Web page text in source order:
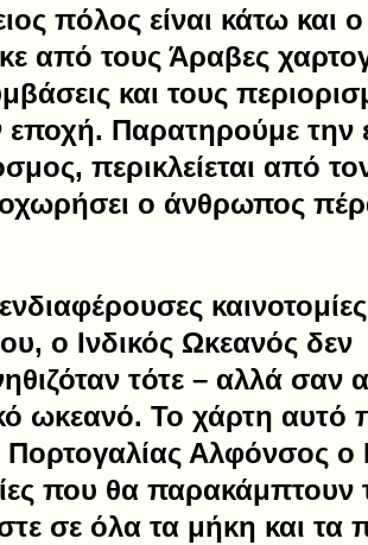
πόλος είναι κάτω και ο
από τους Άραβες
και τους
εποχή. Παρατηρούμε την
περικλείεται από
ο άνθρωπος
ο Ινδικός Ωκεανός δεν
τότε – αλλά σαν
ωκεανό. Το χάρτη αυτό
Αλφόνσος ο
που θα παρακάμπτουν
σε όλα τα μήκη και τα